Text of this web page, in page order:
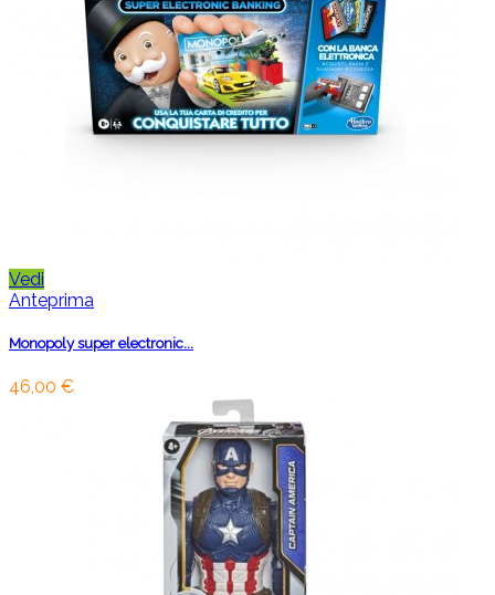
Vedi
Anteprima
Monopoly super electronic...
46,00 €